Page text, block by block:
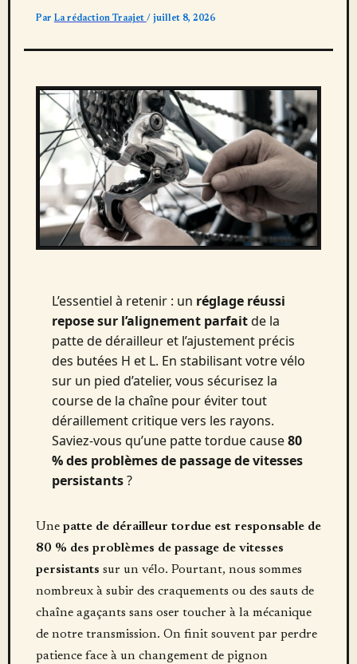
Par La rédaction Traajet / juillet 8, 2026
L’essentiel à retenir : un réglage réussi
repose sur l’alignement parfaitde la
patte de dérailleur et l’ajustement précis
des butées H et L. En stabilisant votre vélo
sur un pied d’atelier, vous sécurisez la
course de la chaîne pour éviter tout
déraillement critique vers les rayons.
Saviez-vous qu’une patte tordue cause80
% des problèmes de passage de vitesses
persistants?
Une patte de dérailleur tordue est responsable de
80 % des problèmes de passage de vitesses
persistants sur un vélo. Pourtant, nous sommes
nombreux à subir des craquements ou des sauts de
chaîne agaçants sans oser toucher à la mécanique
de notre transmission. On finit souvent par perdre
patience face à un changement de pignon